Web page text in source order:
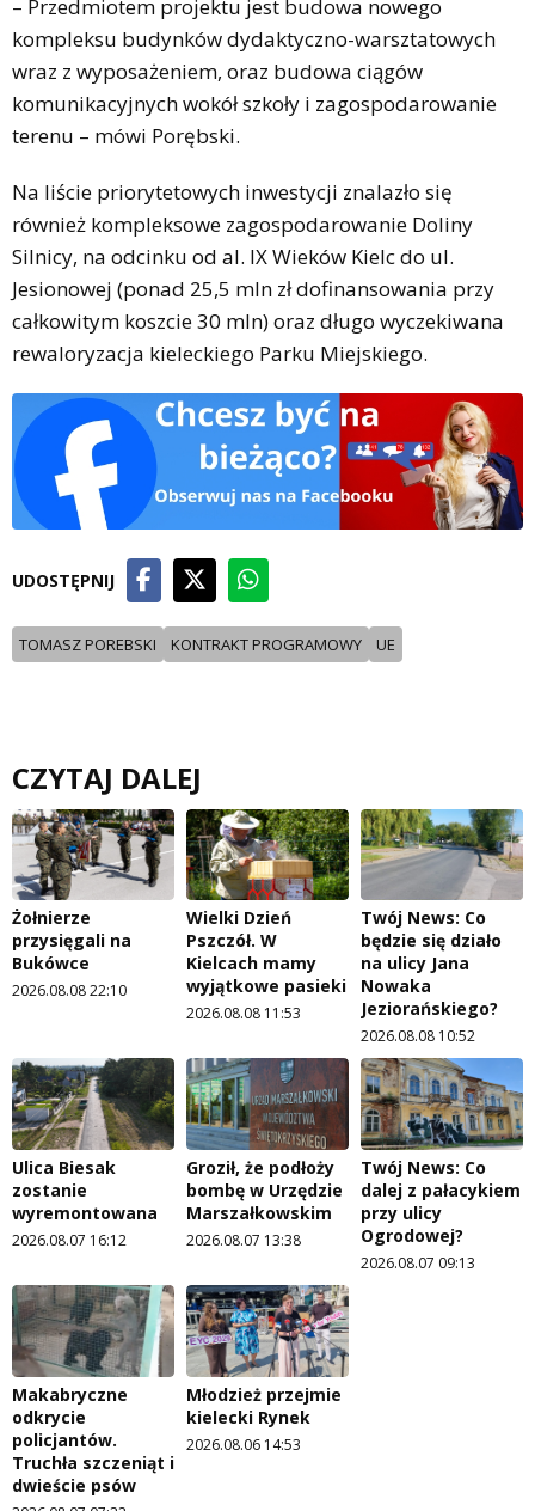
– Przedmiotem projektu jest budowa nowego
kompleksu budynków dydaktyczno-warsztatowych
wraz z wyposażeniem, oraz budowa ciągów
komunikacyjnych wokół szkoły i zagospodarowanie
terenu – mówi Porębski.
Na liście priorytetowych inwestycji znalazło się
również kompleksowe zagospodarowanie Doliny
Silnicy, na odcinku od al. IX Wieków Kielc do ul.
Jesionowej (ponad 25,5 mln zł dofinansowania przy
całkowitym koszcie 30 mln) oraz długo wyczekiwana
rewaloryzacja kieleckiego Parku Miejskiego.
UDOSTĘPNIJ
TOMASZ POREBSKI KONTRAKT PROGRAMOWY UE
CZYTAJ DALEJ
Żołnierze
przysięgali na
Bukówce
2026.08.08 22:10
Wielki Dzień
Pszczół. W
Kielcach mamy
wyjątkowe pasieki
2026.08.08 11:53
Twój News: Co
będzie się działo
na ulicy Jana
Nowaka
Jeziorańskiego?
2026.08.08 10:52
Ulica Biesak
zostanie
wyremontowana
2026.08.07 16:12
Groził, że podłoży
bombę w Urzędzie
Marszałkowskim
2026.08.07 13:38
Twój News: Co
dalej z pałacykiem
przy ulicy
Ogrodowej?
2026.08.07 09:13
Makabryczne
odkrycie
policjantów.
Truchła szczeniąt i
dwieście psów
Młodzież przejmie
kielecki Rynek
2026.08.06 14:53